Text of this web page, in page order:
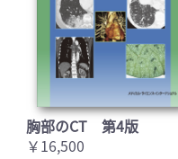
胸部のCT 第4版
￥16,500